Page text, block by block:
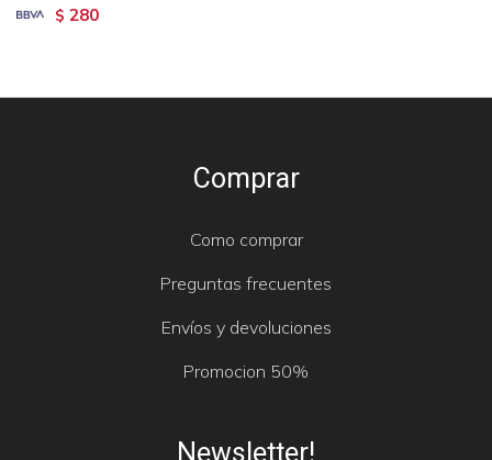
$ 280
Comprar
Como comprar
Preguntas frecuentes
Envíos y devoluciones
Promocion 50%
Newsletter!